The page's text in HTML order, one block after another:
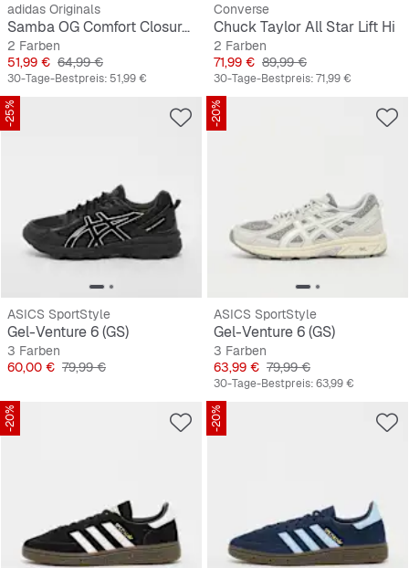
adidas Originals
Samba OG Comfort Closure Elastic Lace Kleinkinder
2 Farben
Preis
51,99 € Originalpreis
64,99 €
30-Tage-Bestpreis: 51,99 €
Converse
Chuck Taylor All Star Lift Hi
2 Farben
Preis
71,99 € Originalpreis
89,99 €
30-Tage-Bestpreis:71,99 €
-25%
ASICS SportStyle
Gel-Venture 6 (GS)
3 Farben
Preis
60,00 € Originalpreis
79,99 €
-20%
ASICS SportStyle
Gel-Venture 6 (GS)
3 Farben
Preis
63,99 € Originalpreis
79,99 €
30-Tage-Bestpreis:63,99 €
-20% -20%